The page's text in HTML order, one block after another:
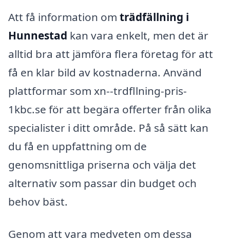
Att få information om trädfällning i
Hunnestad kan vara enkelt, men det är
alltid bra att jämföra flera företag för att
få en klar bild av kostnaderna. Använd
plattformar som xn--trdfllning-pris-
1kbc.se för att begära offerter från olika
specialister i ditt område. På så sätt kan
du få en uppfattning om de
genomsnittliga priserna och välja det
alternativ som passar din budget och
behov bäst.
Genom att vara medveten om dessa